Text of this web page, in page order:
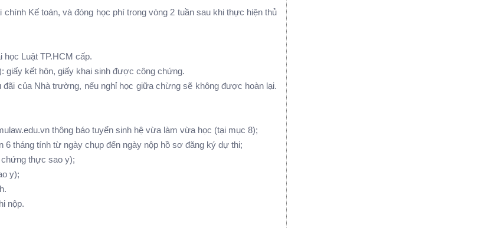
Kế toán, và đóng học phí trong vòng 2 tuần sau khi thực hiện thủ
Luật TP.HCM cấp.
kết hôn, giấy khai sinh được công chứng.
của Nhà trường, nếu nghỉ học giữa chừng sẽ không được hoàn lại.
thông báo tuyển sinh hệ vừa làm vừa học (tại mục 8);
tháng tính từ ngày chụp đến ngày nộp hồ sơ đăng ký dự thi;
chứng thực sao y);
y);
nộp.